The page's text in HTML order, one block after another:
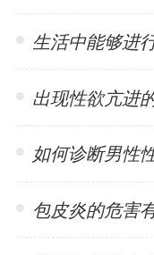
如何诊断男性
包皮炎的危害